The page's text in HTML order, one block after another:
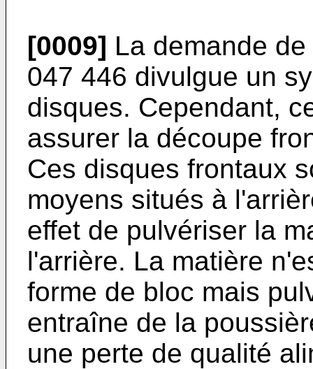
[0009] La demande
047 446 divulgue un
disques. Cependant,
assurer la découpe
Ces disques frontaux
moyens situés à
effet de pulvériser la
l'arrière. La matière
forme de bloc mais
entraîne de la
une perte de qualité